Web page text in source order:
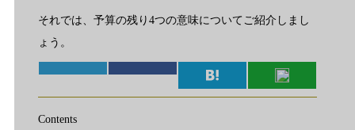
それでは、予算の残り4つの意味についてご紹介しまし
ょう。
Contents